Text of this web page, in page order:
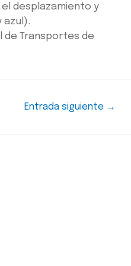
desplazamiento y
azul).
de Transportes de
Entrada siguiente →